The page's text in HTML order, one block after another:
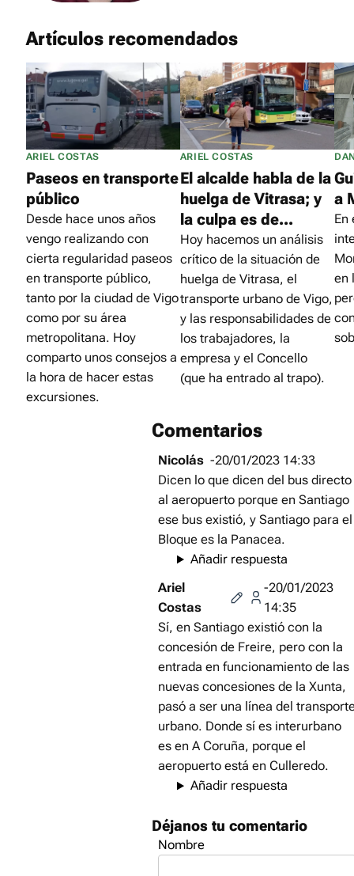
Artículos recomendados
ARIEL COSTAS
Paseos en transporte
público
Desde hace unos años
vengo realizando con
cierta regularidad paseos
en transporte público,
tanto por la ciudad de Vigo
como por su área
metropolitana. Hoy
comparto unos consejos a
la hora de hacer estas
excursiones.
ARIEL COSTAS
El alcalde habla de la
huelga de Vitrasa; y
la culpa es de...
Hoy hacemos un análisis
crítico de la situación de
huelga de Vitrasa, el
transporte urbano de Vigo,
y las responsabilidades de
los trabajadores, la
empresa y el Concello
(que ha entrado al trapo).
a
En
en
Comentarios
Nicolás -20/01/2023 14:33
Dicen lo que dicen del bus directo
al aeropuerto porque en Santiago
ese bus existió, y Santiago para el
Bloque es la Panacea.
Añadir respuesta
Ariel
Costas
-20/01/2023
14:35
Sí, en Santiago existió con la
concesión de Freire, pero con la
entrada en funcionamiento de las
nuevas concesiones de la Xunta,
pasó a ser una línea del
urbano. Donde sí es interurbano
es en A Coruña, porque el
aeropuerto está en Culleredo.
Añadir respuesta
Déjanos tu comentario
Nombre